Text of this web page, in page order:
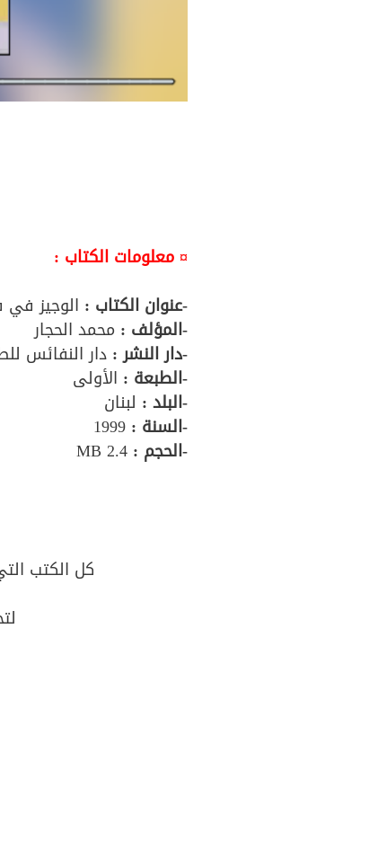
¤ معلومات الكتاب :
-عنوان الكتاب : الوجيز
-المؤلف : محمد الحجار
-دار النشر : دار النفائس
-الطبعة : الأولى
-البلد : لبنان
-السنة :
-الحجم :
كل الكتب